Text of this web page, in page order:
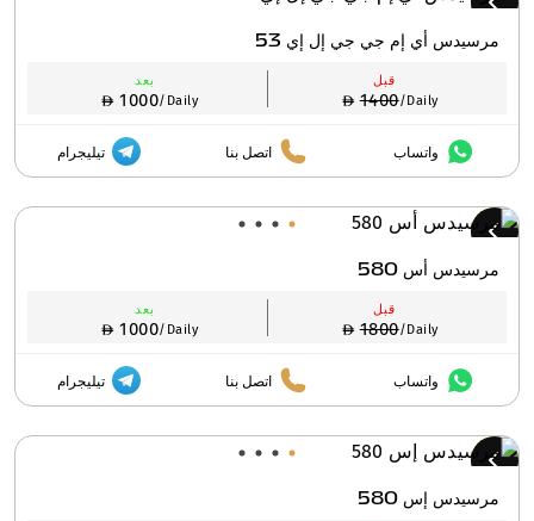
مرسيدس أي إم جي جي إل إي 53
قبل
1400/Daily
بعد
1000/Daily
واتساب اتصل بنا تيليجرام
مرسيدس أس 580
قبل
1800/Daily
بعد
1000/Daily
واتساب اتصل بنا تيليجرام
مرسيدس إس 580